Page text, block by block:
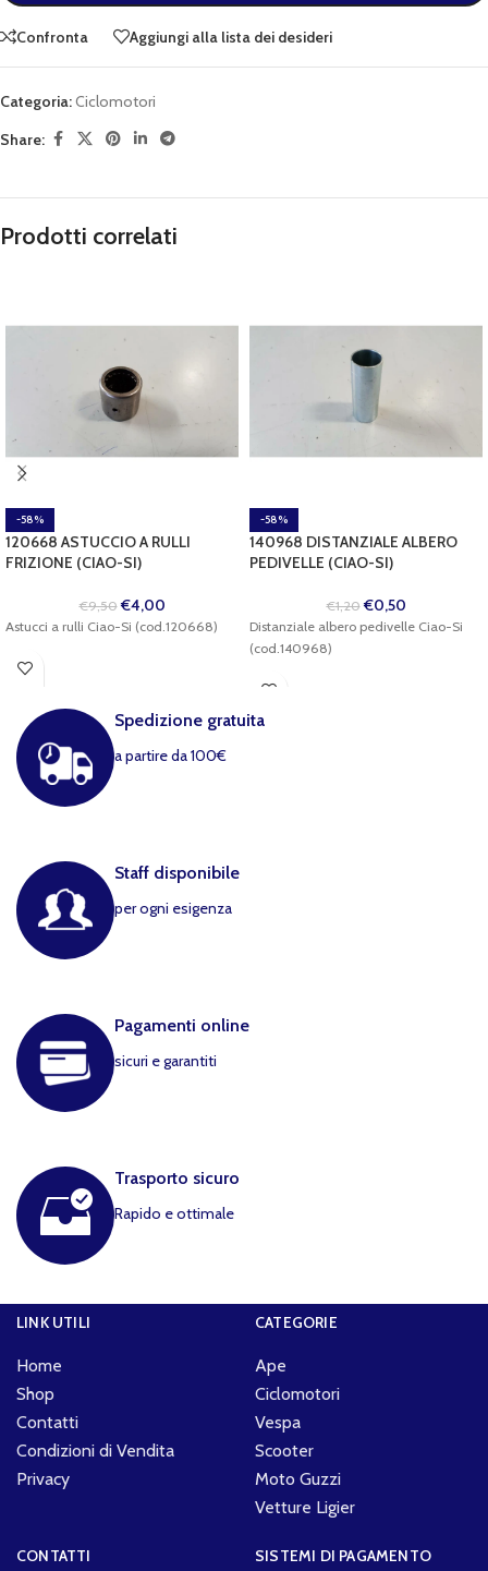
Confronta Aggiungi alla lista dei desideri
Categoria:Ciclomotori
Share:
Prodotti correlati
-58%
120668 ASTUCCIO A RULLI
FRIZIONE (CIAO-SI)
€9,50 €4,00
Astucci a rulli Ciao-Si (cod.120668)
-58%
140968 DISTANZIALE ALBERO
PEDIVELLE (CIAO-SI)
€1,20 €0,50
Distanziale albero pedivelle Ciao-Si
(cod.140968)
Spedizione gratuita
a partire da 100€
Staff disponibile
per ogni esigenza
Pagamenti online
sicuri e garantiti
Trasporto sicuro
Rapido e ottimale
LINK UTILI
Home
Shop
Contatti
Condizioni di Vendita
Privacy
CATEGORIE
Ape
Ciclomotori
Vespa
Scooter
Moto Guzzi
Vetture Ligier
CONTATTI SISTEMI DI PAGAMENTO